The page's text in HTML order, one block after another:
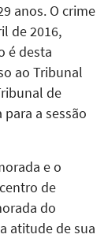
anos. O crime
de 2016,
é desta
ao Tribunal
de
a sessão
e o
de
do
atitude de sua